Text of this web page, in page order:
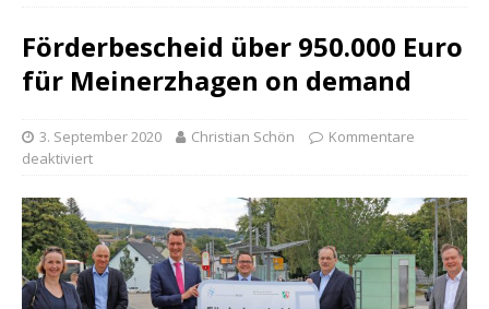
Förderbescheid über 950.000 Euro
für Meinerzhagen on demand
3. September 2020 Christian Schön
Kommentare
deaktiviert